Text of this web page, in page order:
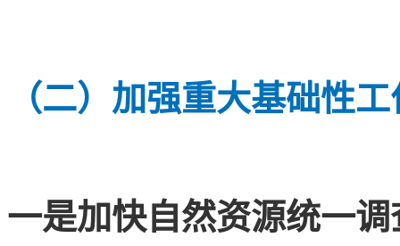
（二）加强重大基础性
一是加快自然资源统一